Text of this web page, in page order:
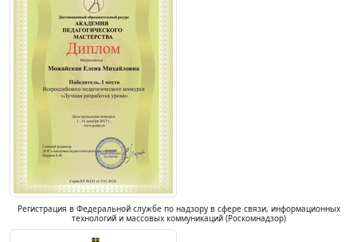
Регистрация в Федеральной службе по надзору в сфере связи, информационных
технологий и массовых коммуникаций (Роскомнадзор)